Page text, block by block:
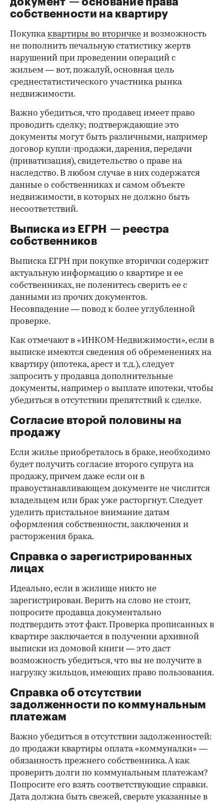
имеет смысл заменить его до сделки.
00:00 / 00:00
указанными в правоустанавливающих
документах; не будет лишним убедиться, что на
фото именно собственник жилья. Имеет
значение и информация о нахождении в
браке — об этом ниже.
Правоустанавливающий
документ — основание права
собственности на квартиру
Покупкаквартиры во вторичкеи возможность
не пополнить печальную статистику жертв
нарушений при проведении операций с
жильем — вот, пожалуй, основная цель
среднестатистического участника рынка
недвижимости.
Важно убедиться, что продавец имеет право
проводить сделку; подтверждающие это
договор купли-продажи, дарения, передачи
(приватизация), свидетельство о праве на
наследство. В любом случае в них содержатся
данные о собственниках и самом объекте
недвижимости, в которых не должно быть
несоответствий.
Выписка из ЕГРН — реестра
собственников
Выписка ЕГРН при покупке вторички содержит
актуальную информацию о квартире и ее
собственниках, не поленитесь сверить ее с
данными из прочих документов.
Несовпадение — повод к более углубленной
проверке.
Как отмечают в «ИНКОМ-Недвижимости», если в
выписке имеются сведения об обременениях на
квартиру (ипотека, арест и т.д.), следует
запросить у продавца дополнительные
документы, например о выплате ипотеки, чтобы
убедиться в отсутствии препятствий к сделке.
Согласие второй половины на
продажу
Если жилье приобреталось в браке, необходимо
продажу, причем даже если он в
правоустанавливающем документе не числится
владельцем или брак уже расторгнут. Следует
уделить пристальное внимание датам
оформления собственности, заключения и
расторжения брака.
Справка о зарегистрированных
лицах
Идеально, если в жилище никто не
зарегистрирован. Верить на слово не стоит,
попросите продавца документально
подтвердить этот факт. Проверка прописанных в
квартире заключается в получении архивной
выписки из домовой книги — это даст
возможность убедиться, что вы не получите в
нагрузку жильцов, имеющих право пользования.